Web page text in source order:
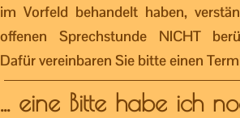
im Vorfeld behandelt haben,
offenen Sprechstunde NICHT
Dafür vereinbaren Sie bitte einen
... eine Bitte habe ich